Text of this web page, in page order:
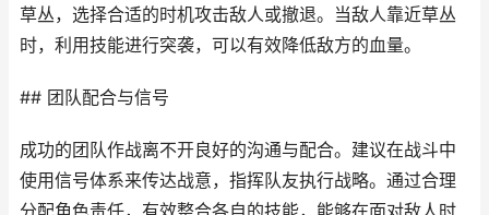
草丛，选择合适的时机攻击敌人或撤退。当敌人靠近草丛
时，利用技能进行突袭，可以有效降低敌方的血量。
## 团队配合与信号
成功的团队作战离不开良好的沟通与配合。建议在战斗中
使用信号体系来传达战意，指挥队友执行战略。通过合理